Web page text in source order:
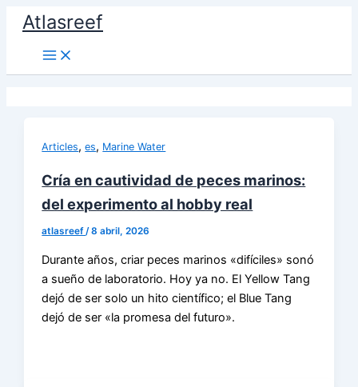
contenido
Atlasreef
Articles,es, Marine Water
Cría en cautividad de peces marinos:
del experimento al hobby real
atlasreef/8 abril, 2026
Durante años, criar peces marinos «difíciles» sonó
a sueño de laboratorio. Hoy ya no. El Yellow Tang
dejó de ser solo un hito científico; el Blue Tang
dejó de ser «la promesa del futuro».